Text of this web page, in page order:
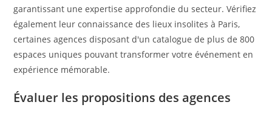
garantissant une expertise approfondie du secteur. Vérifiez
également leur connaissance des lieux insolites à Paris,
certaines agences disposant d'un catalogue de plus de 800
espaces uniques pouvant transformer votre événement en
expérience mémorable.
Évaluer les propositions des agences